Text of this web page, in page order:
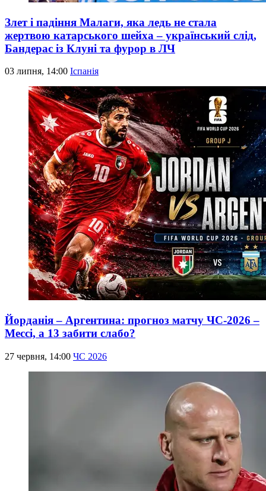
Злет і падіння Малаги, яка ледь не стала
жертвою катарського шейха – український слід,
Бандерас із Клуні та фурор в ЛЧ
03 липня, 14:00 Іспанія
Йорданія – Аргентина: прогноз матчу ЧС-2026 –
Мессі, а 13 забити слабо?
27 червня, 14:00 ЧС 2026